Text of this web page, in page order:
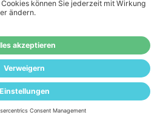
von tonermacher.de richtet sich
Wenn Sie Wiederverkäufer sind,
bitte in unserem Händler-Portal